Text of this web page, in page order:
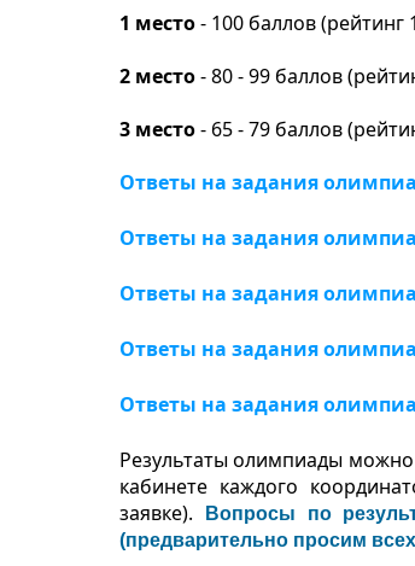
1 место- 100 баллов (рейтинг
2 место- 80 - 99 баллов
3 место- 65 - 79 баллов
Ответы на задания
Ответы на задания
Ответы на задания
Ответы на задания
Ответы на задания
Результаты олимпиады
кабинете каждого
заявке).
Вопросы по
(предварительно просим